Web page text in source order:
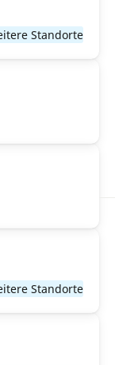
Standorte
Standorte